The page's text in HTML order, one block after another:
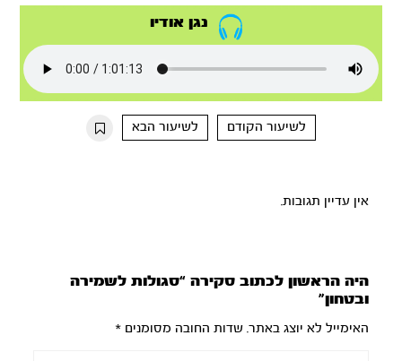
נגן אודיו
לשיעור הקודם לשיעור הבא
אין עדיין תגובות.
היה הראשון לכתוב סקירה “סגולות לשמירה
ובטחון”
האימייל לא יוצג באתר. שדות החובה מסומנים*